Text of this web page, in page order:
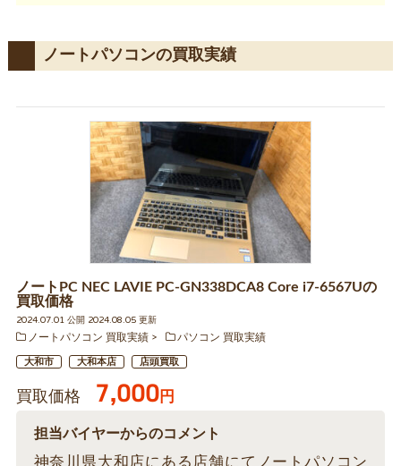
ノートパソコンの買取実績
ノートPC NEC LAVIE PC-GN338DCA8 Core i7-6567Uの
買取価格
2024.07.01 公開 2024.08.05 更新
ノートパソコン 買取実績
パソコン 買取実績
大和市 大和本店 店頭買取
買取価格 7,000円
担当バイヤーからのコメント
神奈川県大和店にある店舗にてノートパソコン